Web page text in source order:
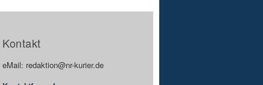
Kontakt
eMail: redaktion@nr-kurier.de